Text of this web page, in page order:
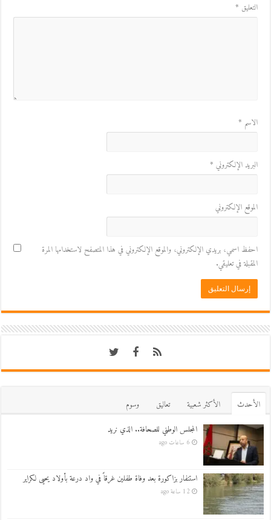
التعليق *
الاسم *
البريد الإلكتروني *
الموقع الإلكتروني
احفظ اسمي، بريدي الإلكتروني، والموقع الإلكتروني في هذا المتصفح لاستخدامها المرة
المقبلة في تعليقي.
اﻷحدث اﻷكثر شعبية تعاليق
وسوم
المجلس الوطني للصحافة.. الذي نريد
6 ساعات ago
استنفار بزاكورة بعد وفاة طفلين غرقاً في واد درعة بأولاد يحيى لكراير
12 ساعة ago